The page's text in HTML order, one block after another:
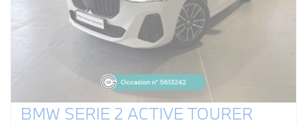
BMW SERIE 2 ACTIVE TOURER